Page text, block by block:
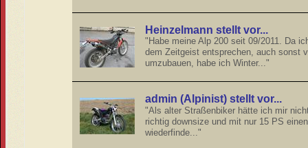
Heinzelmann stellt vor...
"Habe meine Alp 200 seit 09/2011. Da
dem Zeitgeist entsprechen, auch sonst
umzubauen, habe ich Winter..."
admin (Alpinist) stellt vor...
"Als alter Straßenbiker hätte ich mir
richtig downsize und mit nur 15 PS
wiederfinde..."